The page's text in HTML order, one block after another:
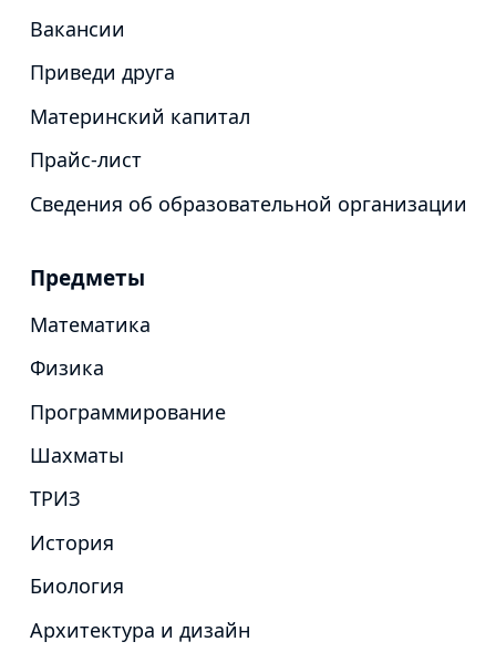
Вакансии
Приведи друга
Материнский капитал
Прайс-лист
Сведения об образовательной организации
Предметы
Математика
Физика
Программирование
Шахматы
ТРИЗ
История
Биология
Архитектура и дизайн